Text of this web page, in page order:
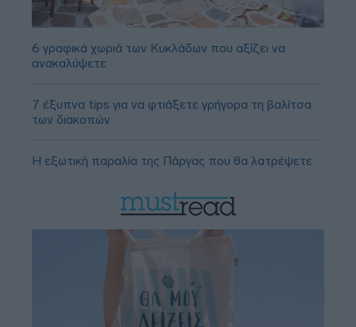
6 γραφικά χωριά των Κυκλάδων που αξίζει να
ανακαλύψετε
7 έξυπνα tips για να φτιάξετε γρήγορα τη βαλίτσα
των διακοπών
Η εξωτική παραλία της Πάργας που θα λατρέψετε